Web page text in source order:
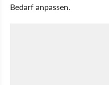
Bedarf anpassen.